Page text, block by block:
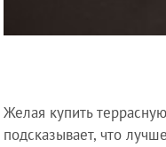
Желая купить
подсказывает, что